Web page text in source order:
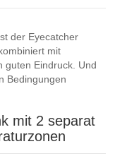
der Eyecatcher
mit
guten Eindruck. Und
Bedingungen
mit 2 separat